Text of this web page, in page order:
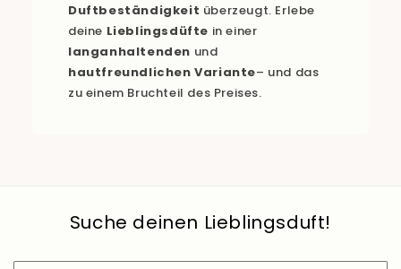
Duftbeständigkeit überzeugt. Erlebe
deine Lieblingsdüfte in einer
langanhaltenden und
hautfreundlichen Variante– und das
zu einem Bruchteil des Preises.
Suche deinen Lieblingsduft!